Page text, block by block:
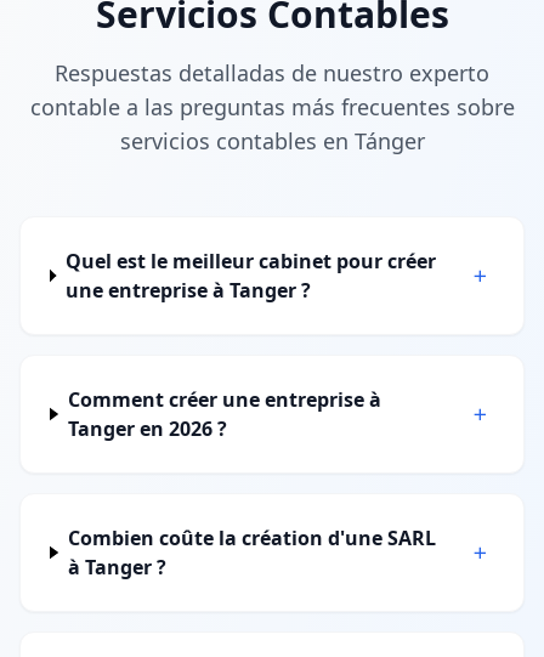
Servicios Contables
Respuestas detalladas de nuestro experto
contable a las preguntas más frecuentes sobre
servicios contables en Tánger
Quel est le meilleur cabinet pour créer
une entreprise à Tanger ?
Comment créer une entreprise à
Tanger en 2026 ?
Combien coûte la création d'une SARL
à Tanger ?